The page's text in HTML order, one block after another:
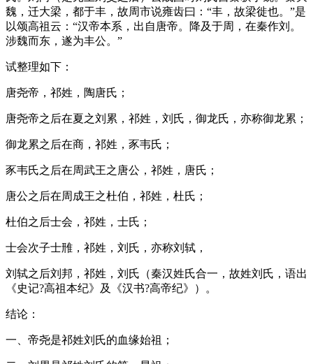
魏，迁大梁，都于丰，故周市说雍齿曰：“丰，故梁徙也。”是
以颂高祖云：“汉帝本系，出自唐帝。降及于周，在秦作刘。
涉魏而东，遂为丰公。”
试整理如下：
唐尧帝，祁姓，陶唐氏；
唐尧帝之后在夏之刘累，祁姓，刘氏，御龙氏，亦称御龙累；
御龙累之后在商，祁姓，豕韦氏；
豕韦氏之后在周武王之唐公，祁姓，唐氏；
唐公之后在周成王之杜伯，祁姓，杜氏；
杜伯之后士会，祁姓，士氏；
士会次子士雃，祁姓，刘氏，亦称刘轼，
刘轼之后刘邦，祁姓，刘氏（秦汉姓氏合一，故姓刘氏，语出
《史记?高祖本纪》及《汉书?高帝纪》）。
结论：
一、帝尧是祁姓刘氏的血缘始祖；